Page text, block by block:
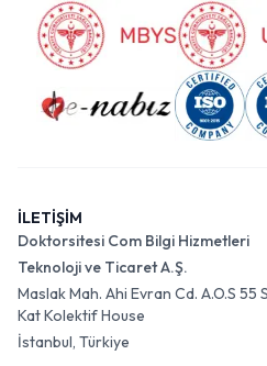
İLETİŞİM
Doktorsitesi Com Bilgi Hizmetleri
Teknoloji ve Ticaret A.Ş.
Maslak Mah. Ahi Evran Cd. A.O.S
Kat Kolektif House
İstanbul, Türkiye